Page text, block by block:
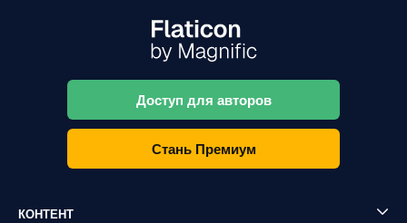
Доступ для авторов
Стань Премиум
КОНТЕНТ